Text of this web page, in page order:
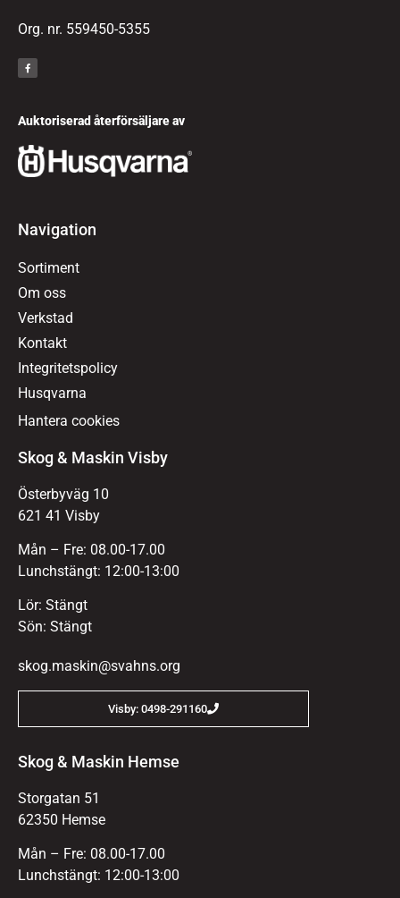
Org. nr. 559450-5355
Auktoriserad återförsäljare av
Navigation
Sortiment
Om oss
Verkstad
Kontakt
Integritetspolicy
Husqvarna
Hantera cookies
Skog & Maskin Visby
Österbyväg 10
621 41 Visby
Mån – Fre: 08.00-17.00
Lunchstängt: 12:00-13:00
Lör: Stängt
Sön: Stängt
skog.maskin@svahns.org
Visby: 0498-291160
Skog & Maskin Hemse
Storgatan 51
62350 Hemse
Mån – Fre: 08.00-17.00
Lunchstängt: 12:00-13:00